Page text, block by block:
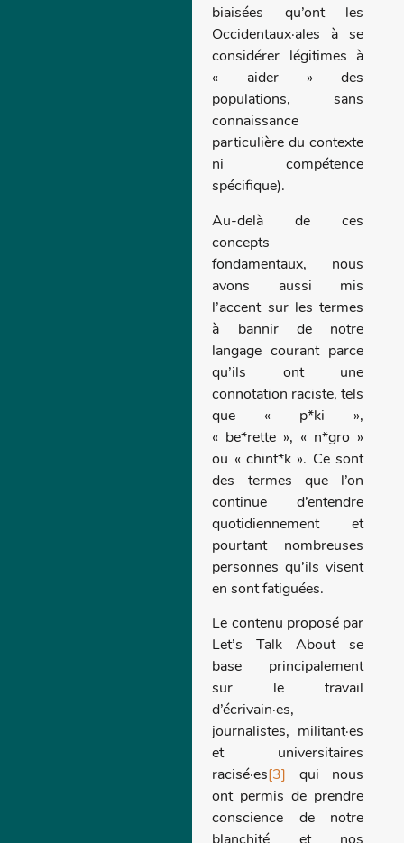
biaisées qu’ont les
Occidentaux·ales à se
considérer légitimes à
« aider » des
populations, sans
connaissance
particulière du contexte
ni compétence
spécifique).
Au-delà de ces
concepts
fondamentaux, nous
avons aussi mis
l’accent sur les termes
à bannir de notre
langage courant parce
qu’ils ont une
connotation raciste, tels
que « p*ki »,
« be*rette », « n*gro »
ou « chint*k ». Ce sont
des termes que l’on
continue d’entendre
quotidiennement et
pourtant nombreuses
personnes qu’ils visent
en sont fatiguées.
Le contenu proposé par
Let’s Talk About se
base principalement
sur le travail
d’écrivain·es,
journalistes, militant·es
et universitaires
racisé·es [3]
qui nous
ont permis de prendre
conscience de notre